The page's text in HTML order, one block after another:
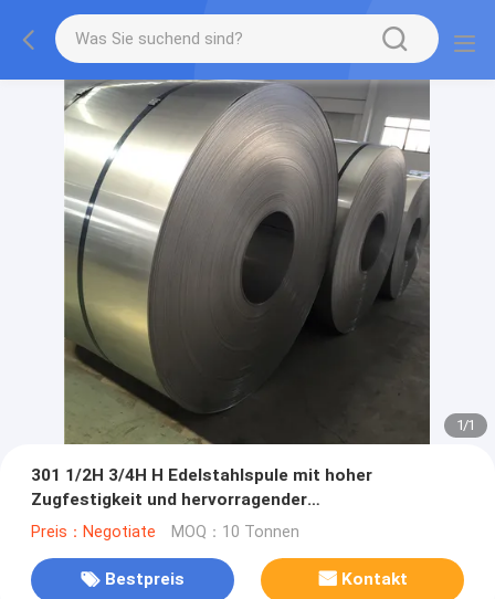
1/1
301 1/2H 3/4H H Edelstahlspule mit hoher
Zugfestigkeit und hervorragender
Verhärtungskapazität für industrielle Anwendungen
Preis：Negotiate MOQ：10 Tonnen
Bestpreis Kontakt